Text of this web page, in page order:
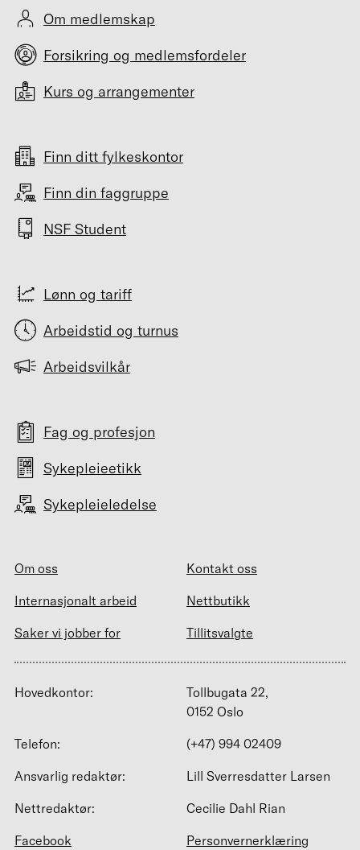
Om medlemskap
Forsikring og medlemsfordeler
Kurs og arrangementer
Finn ditt fylkeskontor
Finn din faggruppe
NSF Student
Lønn og tariff
Arbeidstid og turnus
Arbeidsvilkår
Fag og profesjon
Sykepleieetikk
Sykepleieledelse
Om oss
Kontakt oss
Internasjonalt arbeid
Nettbutikk
Saker vi jobber for
Tillitsvalgte
Hovedkontor:
Tollbugata 22,
0152 Oslo
Telefon:
(+47) 994 02409
Ansvarlig redaktør:
Lill Sverresdatter Larsen
Nettredaktør:
Cecilie Dahl Rian
Facebook
Personvernerklæring